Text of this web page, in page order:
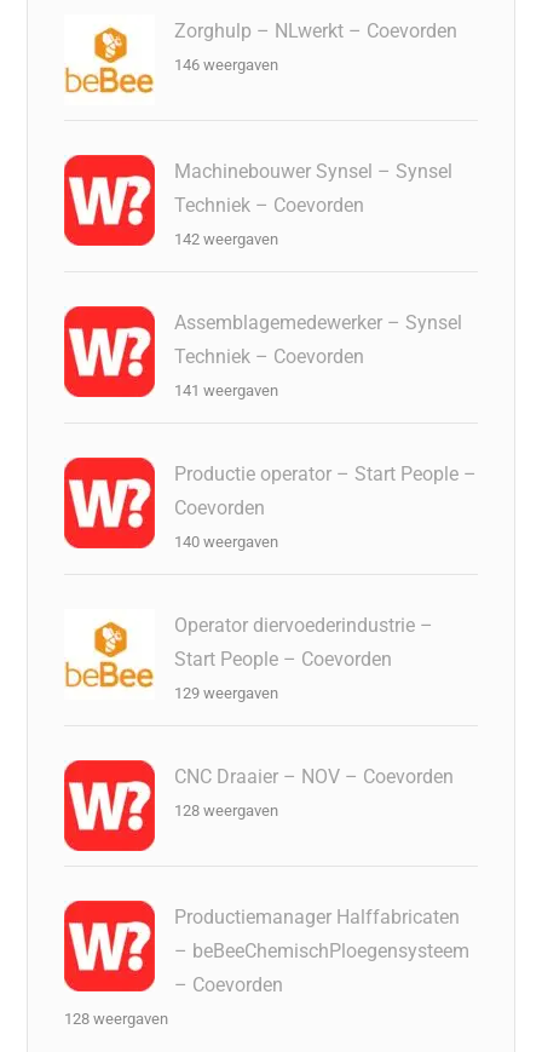
Zorghulp – NLwerkt – Coevorden
146 weergaven
Machinebouwer Synsel – Synsel
Techniek – Coevorden
142 weergaven
Assemblagemedewerker – Synsel
Techniek – Coevorden
141 weergaven
Productie operator – Start People –
Coevorden
140 weergaven
Operator diervoederindustrie –
Start People – Coevorden
129 weergaven
CNC Draaier – NOV – Coevorden
128 weergaven
Productiemanager Halffabricaten
– beBeeChemischPloegensysteem
– Coevorden
128 weergaven